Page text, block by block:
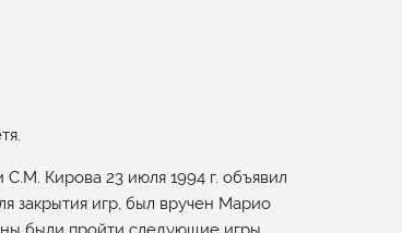
Кирова 23 июля 1994 г. объявил
закрытия игр, был вручен Марио